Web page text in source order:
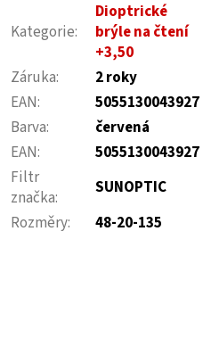
Kategorie:
Dioptrické
brýle na čtení
+3,50
Záruka:
2 roky
EAN:
5055130043927
Barva:
červená
EAN:
5055130043927
Filtr
značka:
SUNOPTIC
Rozměry: 48-20-135